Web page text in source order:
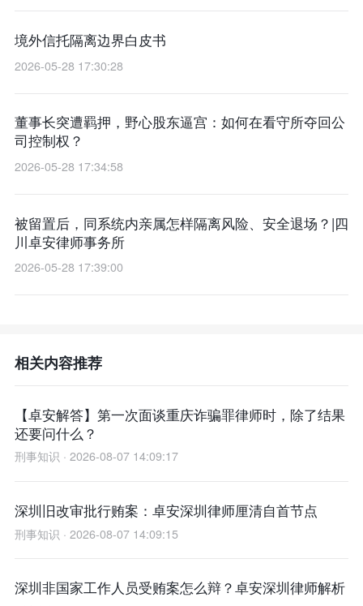
境外信托隔离边界白皮书
2026-05-28 17:30:28
董事长突遭羁押，野心股东逼宫：如何在看守所夺回公
司控制权？
2026-05-28 17:34:58
被留置后，同系统内亲属怎样隔离风险、安全退场？|四
川卓安律师事务所
2026-05-28 17:39:00
相关内容推荐
【卓安解答】第一次面谈重庆诈骗罪律师时，除了结果
还要问什么？
刑事知识 · 2026-08-07 14:09:17
深圳旧改审批行贿案：卓安深圳律师厘清自首节点
刑事知识 · 2026-08-07 14:09:15
深圳非国家工作人员受贿案怎么辩？卓安深圳律师解析